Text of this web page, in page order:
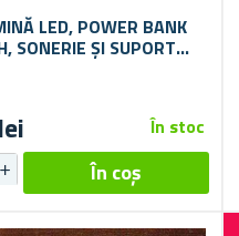
LED, POWER BANK
SONERIE ȘI SUPORT
În stoc